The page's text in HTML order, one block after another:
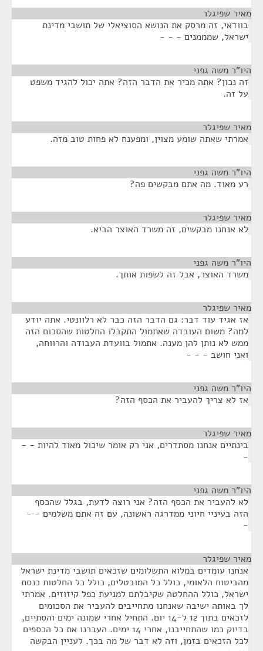
מאיר שפיגלר
בוודאי, זה מרסק את הנושא הסוציאלי של תושבי מדינת
ישראל, שמממנים - - -
היו"ר משה גפני
זה נכון? אתה מכיר את הדבר הזה? אתה יכול להגיד משפט
על זה.
מאיר שפיגלר
אמרתי שאתה שומע מצוין, ומפענח לא פחות טוב מזה.
היו"ר משה גפני
רע מאוד. מה אתם מבקשים פה?
מאיר שפיגלר
לא אנחנו מבקשים, זה משרד האוצר הביא.
היו"ר משה גפני
משרד האוצר, אבל זה לשפות אותך.
מאיר שפיגלר
אז אגיד עוד דבר: גם הדבר הזה כבר לא רלוונטי. אתה יודע
למה? משום העובדה שאתמול התקבלו החלטות שהסכום הזה
ממש לא נותן להן מענה. אתמול בוועדת העבודה והרווחה,
ואני חושב - - -
היו"ר משה גפני
אז לא צריך להעביר את הכסף הזה?
מאיר שפיגלר
בינתיים אנחנו מסתדרים, אני רק אומר שיכול מאוד להיות - -
-
היו"ר משה גפני
לא להעביר את הכסף הזה? אני רוצה לדעת, בגלל שהכסף
הזה בעיניי חיוני ממדרגה ראשונה, עם זה אתם משלמים - -
-
מאיר שפיגלר
אנחנו עומדים במלוא התשלומים שזכאים תושבי מדינת ישראל
מהביטוח הלאומי, כולל כל המובטלים, כולל כל החלטות כנסת
ישראל, כולל ההחלטה שקיבלתם למניעת כפל קיזוזים. אמרתי
לך באותה ישיבה שאנחנו מתחייבים להעביר את הסכומים
לזכאים בתוך 12 ל-14 יום. התחיל אחרי שמונה ימים והסתיים,
בדיוק כמו שהתחייבנו, אחרי 14 ימים. העברנו את כל הכספים
לכל הזכאים בזמן, וזה לא דבר של מה בכך. לעניין הבקשה